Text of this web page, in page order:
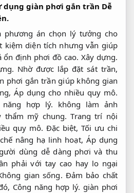
dụng giàn phơi gắn trần Dễ
phương án chọn lý tưởng cho
kiệm diện tích nhưng vẫn giúp
ổn định phơi đồ cao. Xây dựng.
Nhờ được lắp đặt sát trần,
phơi gắn trần giúp không gian
Áp dụng cho nhiều quy mô.
năng hợp lý. không làm ảnh
thẩm mỹ chung.Trang trí nội
quy mô. Đặc biệt, Tối ưu chi
nâng hạ linh hoạt, Áp dụng
dùng dễ dàng phơi và thu
phải với tay cao hay lo ngại
gian sống. Đảm bảo chất
Công năng hợp lý. giàn phơi